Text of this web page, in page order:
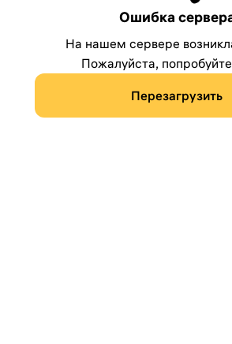
Ошибка
На нашем сервере
Пожалуйста,
Перезагрузить